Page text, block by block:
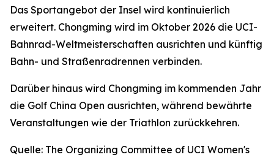
Das Sportangebot der Insel wird kontinuierlich
erweitert. Chongming wird im Oktober 2026 die UCI-
Bahnrad-Weltmeisterschaften ausrichten und künftig
Bahn- und Straßenradrennen verbinden.
Darüber hinaus wird Chongming im kommenden Jahr
die Golf China Open ausrichten, während bewährte
Veranstaltungen wie der Triathlon zurückkehren.
Quelle: The Organizing Committee of UCI Women's